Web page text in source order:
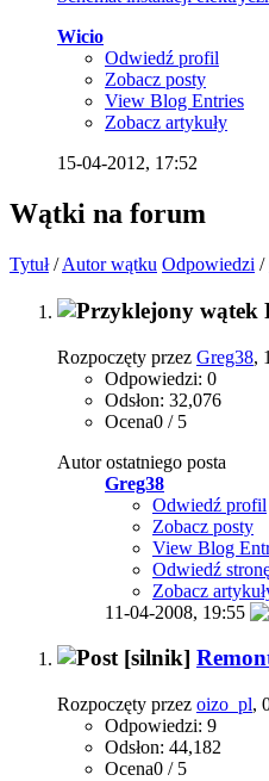
Wicio
Odwiedź profil
Zobacz posty
View Blog Entries
Zobacz artykuły
15-04-2012, 17:52
Wątki na forum
Tytuł/Autor wątku Odpowiedzi /
Rozpoczęty przez Greg38,
Odpowiedzi: 0
Odsłon: 32,076
Ocena0 / 5
Autor ostatniego posta
Greg38
Odwiedź profil
Zobacz posty
View Blog
Odwiedź
Zobacz
11-04-2008, 19:55
[silnik]
Rozpoczęty przez oizo_pl,
Odpowiedzi: 9
Odsłon: 44,182
Ocena0 / 5